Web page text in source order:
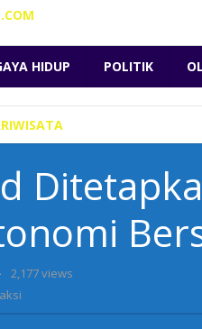
HIDUP POLITIK
Ditetapkan
Destinasi
Gastonomi
Berstandar
Dunia
2,177 views